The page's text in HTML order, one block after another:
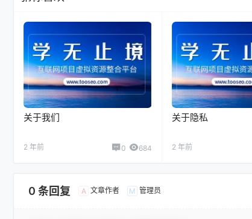
关于我们
2 年前 0 684
关于隐私
2 年前
0 条回复 A 文章作者 M 管理员